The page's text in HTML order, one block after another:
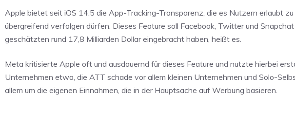
Apple bietet seit iOS 14.5 die App-Tracking-Transparenz, die es Nutzern erlaubt
übergreifend verfolgen dürfen. Dieses Feature soll Facebook, Twitter und
geschätzten rund 17,8 Milliarden Dollar eingebracht haben, heißt es.
Meta kritisierte Apple oft und ausdauernd für dieses Feature und nutzte hierbei
Unternehmen etwa, die ATT schade vor allem kleinen Unternehmen und Solo-
allem um die eigenen Einnahmen, die in der Hauptsache auf Werbung basieren.